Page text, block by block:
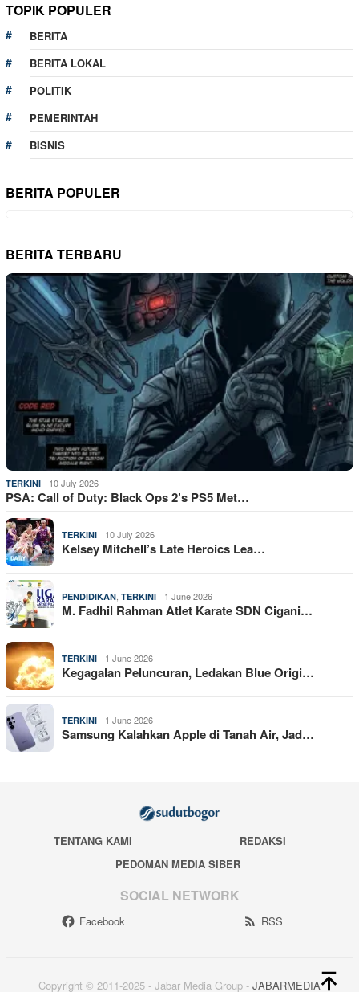
TOPIK POPULER
BERITA
BERITA LOKAL
POLITIK
PEMERINTAH
BISNIS
BERITA POPULER
BERITA TERBARU
TERKINI 10 July 2026
PSA: Call of Duty: Black Ops 2’s PS5 Met…
TERKINI 10 July 2026
Kelsey Mitchell’s Late Heroics Lea…
PENDIDIKAN, TERKINI 1 June 2026
M. Fadhil Rahman Atlet Karate SDN Cigani…
TERKINI 1 June 2026
Kegagalan Peluncuran, Ledakan Blue Origi…
TERKINI 1 June 2026
Samsung Kalahkan Apple di Tanah Air, Jad…
TENTANG KAMI
REDAKSI
PEDOMAN MEDIA SIBER
SOCIAL NETWORK
Facebook RSS
Copyright © 2011-2025 - Jabar Media Group - JABARMEDIA